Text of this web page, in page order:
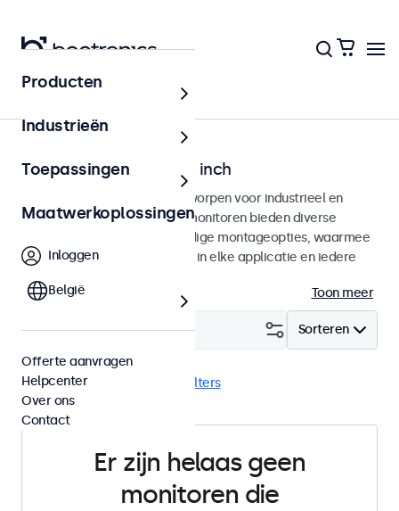
Home
Monitoren van 7 tot 32 inch
Professionele monitoren ontworpen voor industrieel en
commercieel gebruik. Deze monitoren bieden diverse
videoaansluitingen en veelzijdige montageopties, waarmee
ze naadloos te integreren zijn in elke applicatie en iedere
Toon meer
Sorteren
Filter (0)
Stofdicht (IP65) Wis alle filters
Er zijn helaas geen
monitoren die
Producten
Industrieën
Toepassingen
Maatwerkoplossingen
Inloggen
België
Offerte aanvragen
Helpcenter
Over ons
Contact